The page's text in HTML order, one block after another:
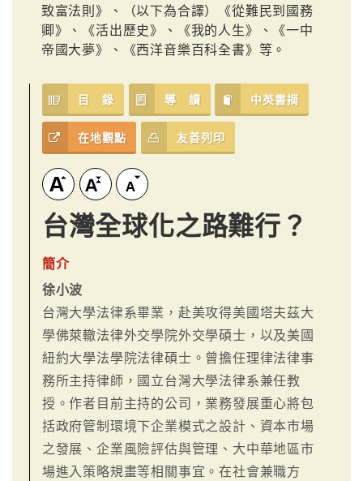
致富法則》、（以下為合譯）《從難民到國務
卿》、《活出歷史》、《我的人生》、《一中
帝國大夢》、《西洋音樂百科全書》等。
目 錄 導 讀 中英書摘
在地觀點 友善列印
台灣全球化之路難行？
簡介
徐小波
台灣大學法律系畢業，赴美攻得美國塔夫茲大
學佛萊轍法律外交學院外交學碩士，以及美國
紐約大學法學院法律碩士。曾擔任理律法律事
務所主持律師，國立台灣大學法律系兼任教
授。作者目前主持的公司，業務發展重心將包
括政府管制環境下企業模式之設計、資本市場
之發展、企業風險評估與管理、大中華地區市
場進入策略規畫等相關事宜。在社會兼職方